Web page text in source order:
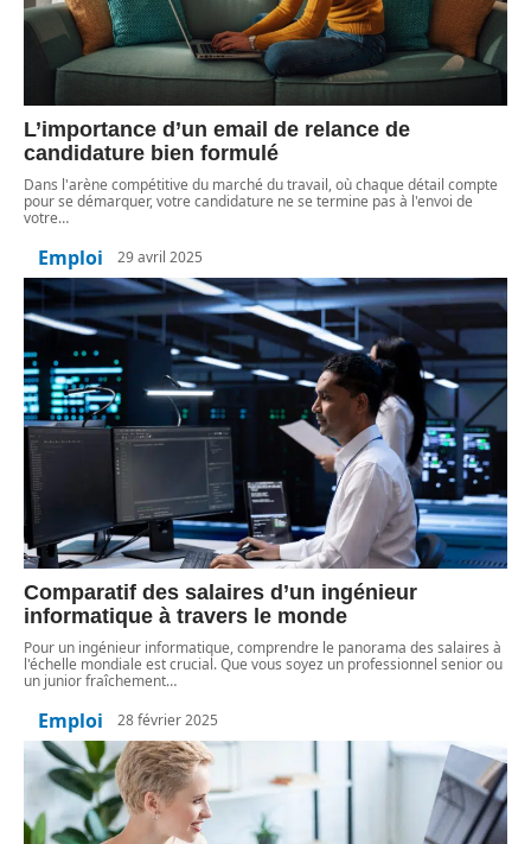
L’importance d’un email de relance de
candidature bien formulé
Dans l'arène compétitive du marché du travail, où chaque détail compte
pour se démarquer, votre candidature ne se termine pas à l'envoi de
votre…
Emploi 29 avril 2025
Comparatif des salaires d’un ingénieur
informatique à travers le monde
Pour un ingénieur informatique, comprendre le panorama des salaires à
l'échelle mondiale est crucial. Que vous soyez un professionnel senior ou
un junior fraîchement…
Emploi 28 février 2025